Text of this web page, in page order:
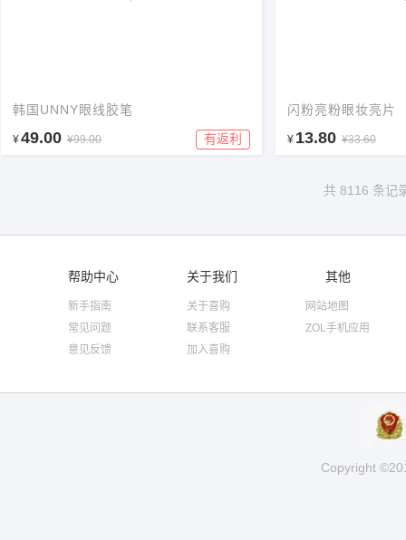
韩国UNNY眼线胶笔
¥49.00 ¥99.00 有返利
闪粉亮粉眼妆亮片
¥ 13.80 ¥33.60
共 8116 条记
帮助中心
新手指南
常见问题
意见反馈
关于我们
关于喜购
联系客服
加入喜购
其他
网站地图
ZOL手机应用
Copyright